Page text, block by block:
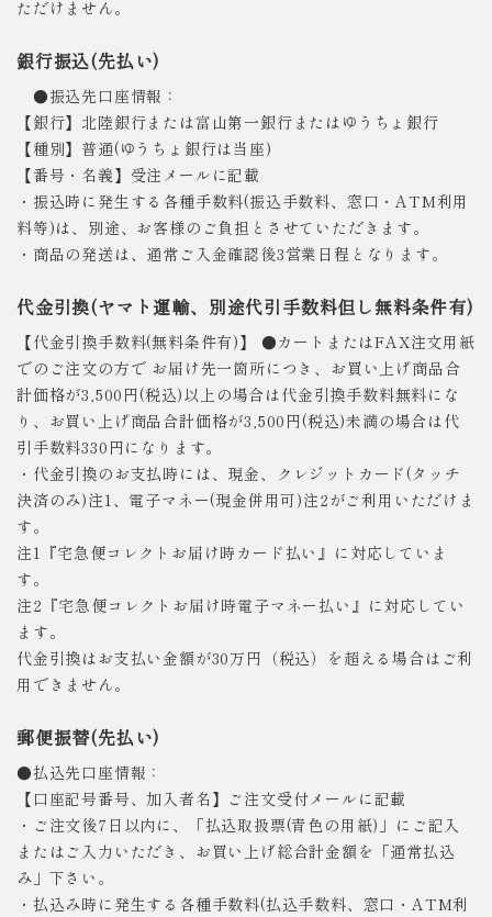
ただけません。
銀行振込(先払い)
●振込先口座情報：
【銀行】北陸銀行または富山第一銀行またはゆうちょ銀行
【種別】普通(ゆうちょ銀行は当座)
【番号・名義】受注メールに記載
・振込時に発生する各種手数料(振込手数料、窓口・ATM利用
料等)は、別途、お客様のご負担とさせていただきます。
・商品の発送は、通常ご入金確認後3営業日程となります。
代金引換(ヤマト運輸、別途代引手数料但し無料条件有)
【代金引換手数料(無料条件有)】 ●カートまたはFAX注文用紙
でのご注文の方で お届け先一箇所につき、お買い上げ商品合
計価格が3,500円(税込)以上の場合は代金引換手数料無料にな
り、お買い上げ商品合計価格が3,500円(税込)未満の場合は代
引手数料330円になります。
・代金引換のお支払時には、現金、クレジットカード(タッチ
決済のみ)注1、電子マネー(現金併用可)注2がご利用いただけま
す。
注1『宅急便コレクトお届け時カード払い』に対応していま
す。
注2『宅急便コレクトお届け時電子マネー払い』に対応してい
ます。
代金引換はお支払い金額が30万円（税込）を超える場合はご利
用できません。
郵便振替(先払い)
●払込先口座情報：
【口座記号番号、加入者名】ご注文受付メールに記載
・ご注文後7日以内に、「払込取扱票(青色の用紙)」にご記入
またはご入力いただき、お買い上げ総合計金額を「通常払込
み」下さい。
・払込み時に発生する各種手数料(払込手数料、窓口・ATM利